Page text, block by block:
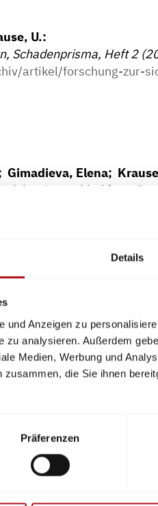
Details
und Anzeigen zu
zu analysieren. Außerdem
Medien, Werbung und
die Sie ihnen
Präferenzen
U.:
Schadenprisma, Heft 2
artikel/forschung-zur-
Elena;
Assembled from
Bernardy,
aus dem Projekt SEE-
des Deutschen
zur Förderung des
657
Durchgehens von
im Brandschutz, Heft